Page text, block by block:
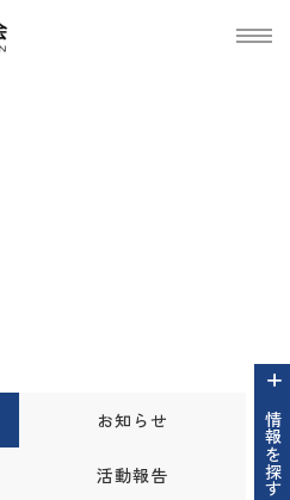
情報を探す
お知らせ
活動報告